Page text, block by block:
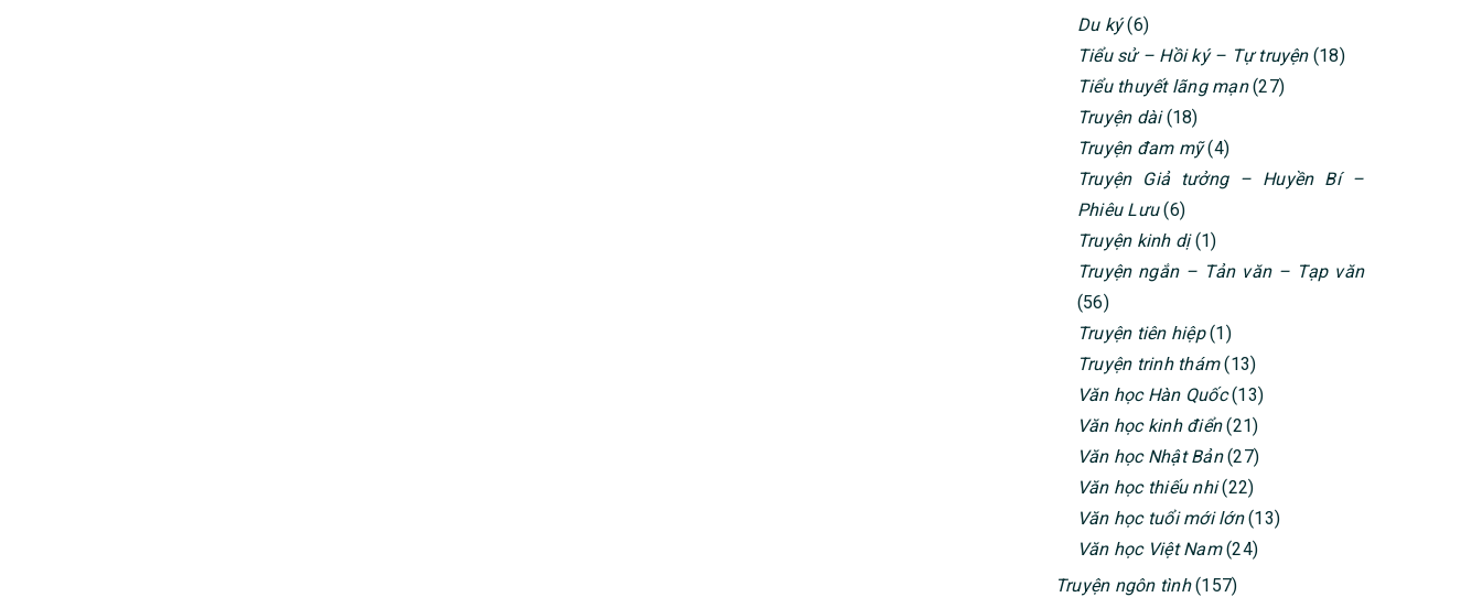
Du ký(6)
Tiểu sử – Hồi ký – Tự truyện(18)
Tiểu thuyết lãng mạn(27)
Truyện dài(18)
Truyện đam mỹ(4)
Truyện Giả tưởng – Huyền Bí –
Phiêu Lưu(6)
Truyện kinh dị(1)
Truyện ngắn – Tản văn – Tạp văn
(56)
Truyện tiên hiệp(1)
Truyện trinh thám(13)
Văn học Hàn Quốc(13)
Văn học kinh điển(21)
Văn học Nhật Bản(27)
Văn học thiếu nhi(22)
Văn học tuổi mới lớn(13)
Văn học Việt Nam(24)
Truyện ngôn tình(157)